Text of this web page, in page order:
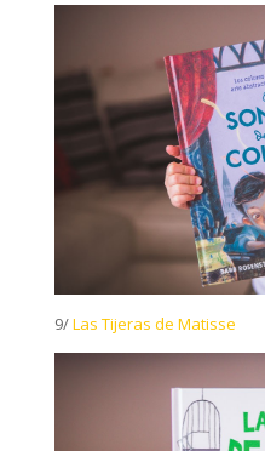
9/Las Tijeras de Matisse